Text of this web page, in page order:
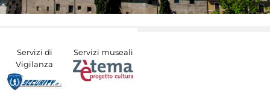
Servizi di
Vigilanza
Servizi museali